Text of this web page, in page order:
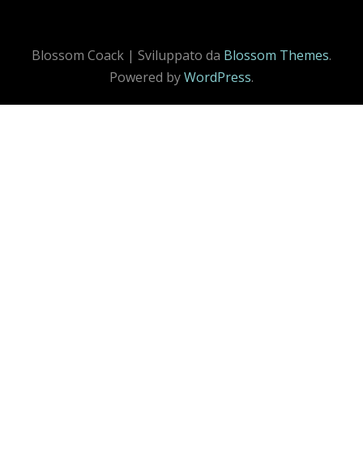
Blossom Coack | Sviluppato da Blossom Themes.
Powered byWordPress.